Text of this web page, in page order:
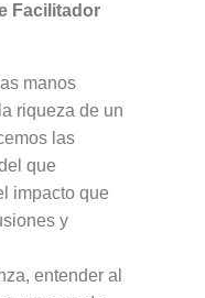
Facilitador
manos
riqueza de un
las
que
impacto que
y
entender al